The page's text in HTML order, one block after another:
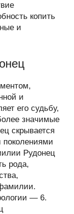
копить
и
и
его судьбу,
значимые
скрывается
Рудонец
рода,
— 6.